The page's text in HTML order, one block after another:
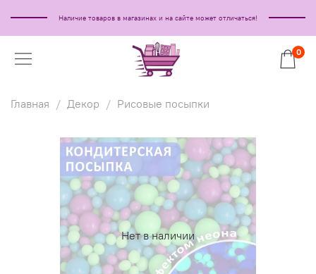
Наличие товаров в магазинах и на сайте может отличаться!
0
Главная Декор Рисовые посыпки
Нет в наличии